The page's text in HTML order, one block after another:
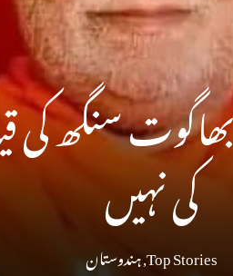
سنگھ
کی نہیں
Top Stories
,ہندوستان